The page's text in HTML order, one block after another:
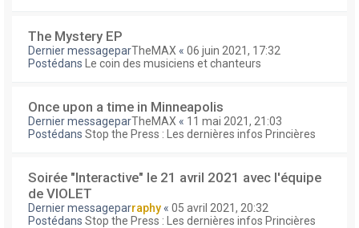
The Mystery EP
Dernier messageparTheMAX « 06 juin 2021, 17:32
Postédans
Le coin des musiciens et chanteurs
Once upon a time in Minneapolis
Dernier messageparTheMAX « 11 mai 2021, 21:03
Postédans Stop the Press : Les dernières infos Princières
Soirée "Interactive" le 21 avril 2021 avec l'équipe
de VIOLET
Dernier messageparraphy « 05 avril 2021, 20:32
Postédans Stop the Press : Les dernières infos Princières